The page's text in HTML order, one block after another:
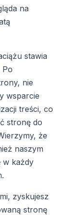
na
stawia
Po
nie
wsparcie
treści, co
stronę do
że
naszym
w każdy
zyskujesz
stronę